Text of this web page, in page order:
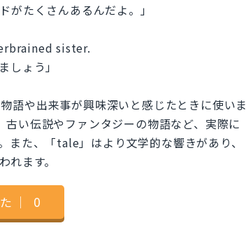
がたくさんあるんだよ。」
sister.
しょう」
や出来事が興味深いと感じたときに使いま
い伝説やファンタジーの物語など、実際に
た、「tale」はより文学的な響きがあり、
ます。
｜ 0